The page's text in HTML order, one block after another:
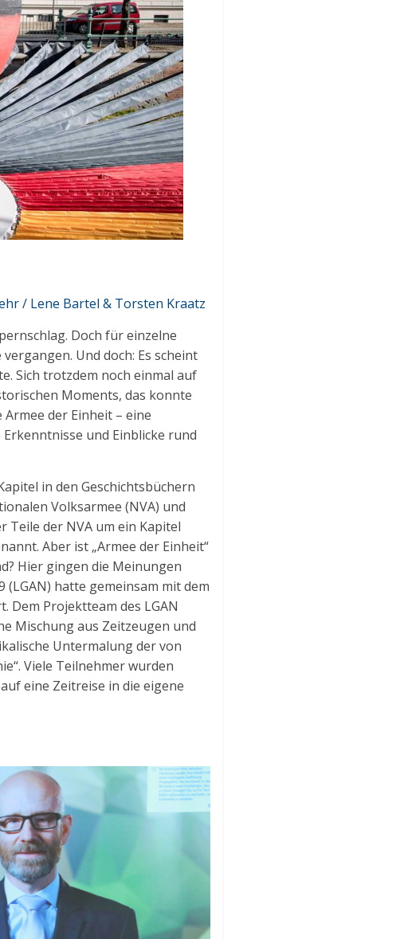
/ Lene Bartel & Torsten Kraatz
Doch für einzelne
Und doch: Es scheint
Sich trotzdem noch einmal auf
Moments, das konnte
der Einheit – eine
und Einblicke rund
in den Geschichtsbüchern
Volksarmee (NVA) und
Teile der NVA um ein Kapitel
Aber ist „Armee der Einheit“
Hier gingen die Meinungen
hatte gemeinsam mit dem
Dem Projektteam des LGAN
Mischung aus Zeitzeugen und
Untermalung der von
Viele Teilnehmer wurden
eine Zeitreise in die eigene